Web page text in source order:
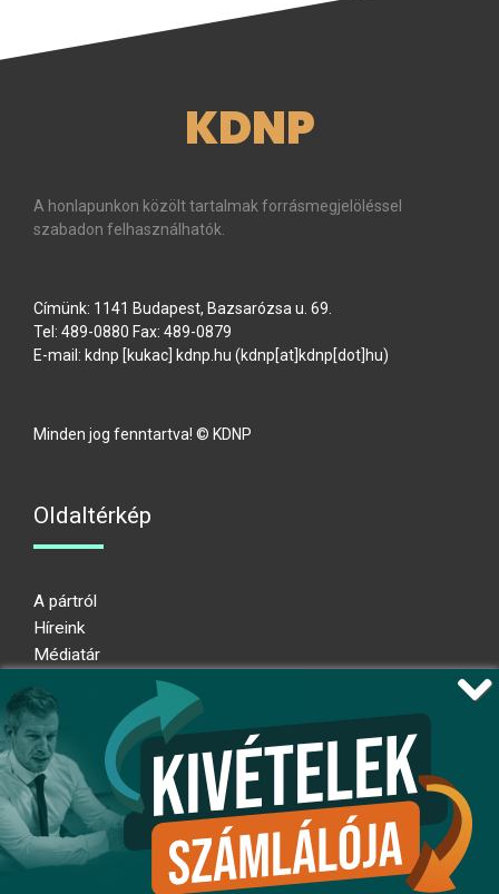
KDNP
A honlapunkon közölt tartalmak forrásmegjelöléssel
szabadon felhasználhatók.
Címünk: 1141 Budapest, Bazsarózsa u. 69.
Tel: 489-0880 Fax: 489-0879
E-mail: kdnp [kukac] kdnp hu (kdnp[at]kdnp[dot]hu)
Minden jog fenntartva! © KDNP
Oldaltérkép
A pártról
Híreink
Médiatár
Adatkezelési nyilatkozat
Átláthatósági nyilatkozat
Ugrás az oldal tetejére
Kövessen minket!